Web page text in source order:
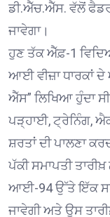
ਡੀ.ਐੱਚ.ਐੱਸ. ਵੱਲੋਂ
ਜਾਵੇਗਾ।
ਹੁਣ ਤੱਕ ਐੱਫ਼-1
ਆਈ ਵੀਜ਼ਾ ਧਾਰਕਾਂ
ਐੱਸ” ਲਿਖਿਆ ਹੁੰਦਾ
ਪੜ੍ਹਾਈ, ਟ੍ਰੇਨਿੰਗ,
ਸ਼ਰਤਾਂ ਦੀ ਪਾਲਣਾ
ਪੱਕੀ ਸਮਾਪਤੀ
ਆਈ-94 ਉੱਤੇ ਇੱਕ
ਜਾਵੇਗੀ ਅਤੇ ਉਸ